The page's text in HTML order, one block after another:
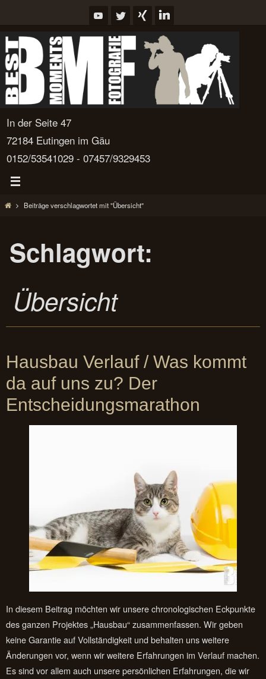
springen
In der Seite 47
72184 Eutingen im Gäu
0152/53541029 - 07457/9329453
StartBeiträge verschlagwortet mit "Übersicht"
Schlagwort:
Übersicht
Hausbau Verlauf / Was kommt
da auf uns zu? Der
Entscheidungsmarathon
In diesem Beitrag möchten wir unsere chronologischen Eckpunkte
des ganzen Projektes „Hausbau“ zusammenfassen. Wir geben
keine Garantie auf Vollständigkeit und behalten uns weitere
Änderungen vor, wenn wir weitere Erfahrungen im Verlauf machen.
Es sind vor allem auch unsere persönlichen Erfahrungen, die wir